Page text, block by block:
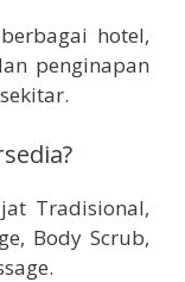
hotel,
penginapan
Tradisional,
Body Scrub,